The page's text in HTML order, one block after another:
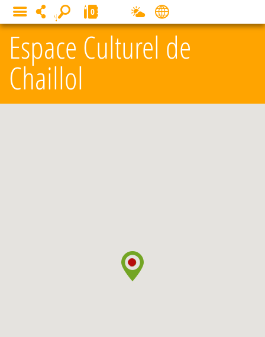
Espace Culturel de
Chaillol
MENU 0
Panneau de gestion des cookies